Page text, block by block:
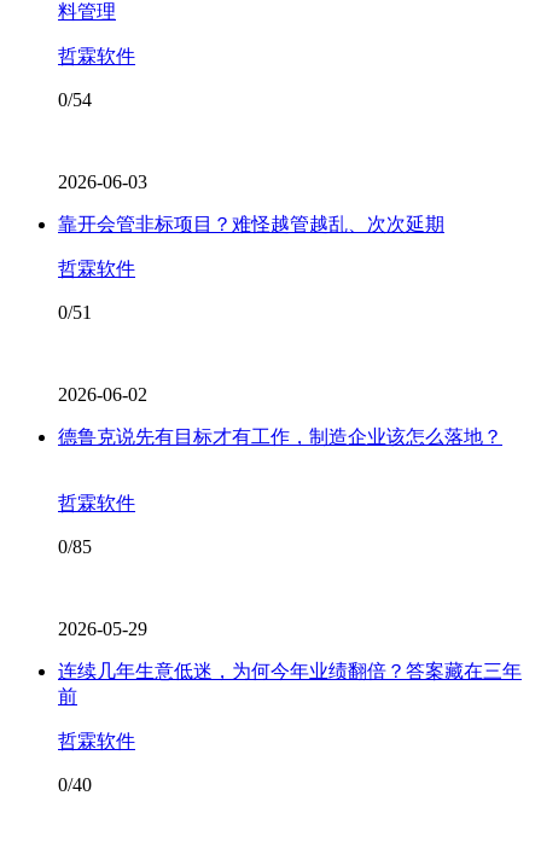
料管理
哲霖软件
0/54
2026-06-03
靠开会管非标项目？难怪越管越乱、次次延期
哲霖软件
0/51
2026-06-02
德鲁克说先有目标才有工作，制造企业该怎么落地？
哲霖软件
0/85
2026-05-29
连续几年生意低迷，为何今年业绩翻倍？答案藏在三年
前
哲霖软件
0/40